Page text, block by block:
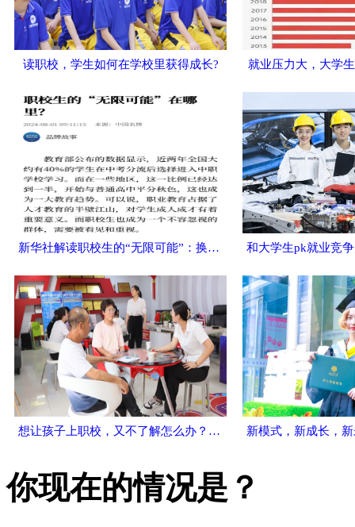
读职校，学生如何在学校里获得成长? 就业压力大，大学
新华社解读职校生的“无限可能”：换个赛道，人生是旷野
想让孩子上职校，又不了解怎么办？揭开职业院校的面纱
你现在的情况是？